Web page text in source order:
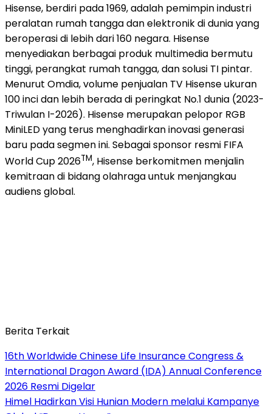
Hisense, berdiri pada 1969, adalah pemimpin industri
peralatan rumah tangga dan elektronik di dunia yang
beroperasi di lebih dari 160 negara. Hisense
menyediakan berbagai produk multimedia bermutu
tinggi, perangkat rumah tangga, dan solusi TI pintar.
Menurut Omdia, volume penjualan TV Hisense ukuran
100 inci dan lebih berada di peringkat No.1 dunia (2023-
Triwulan I-2026). Hisense merupakan pelopor RGB
MiniLED yang terus menghadirkan inovasi generasi
baru pada segmen ini. Sebagai sponsor resmi FIFA
World Cup 2026TM, Hisense berkomitmen menjalin
kemitraan di bidang olahraga untuk menjangkau
audiens global.
Berita Terkait
16th Worldwide Chinese Life Insurance Congress &
International Dragon Award (IDA) Annual Conference
2026 Resmi Digelar
Himel Hadirkan Visi Hunian Modern melalui Kampanye